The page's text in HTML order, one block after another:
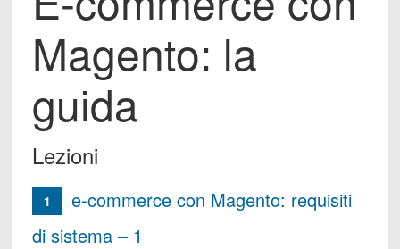
Magento: la
guida
Lezioni
1
e-commerce con Magento: requisiti
di sistema – 1